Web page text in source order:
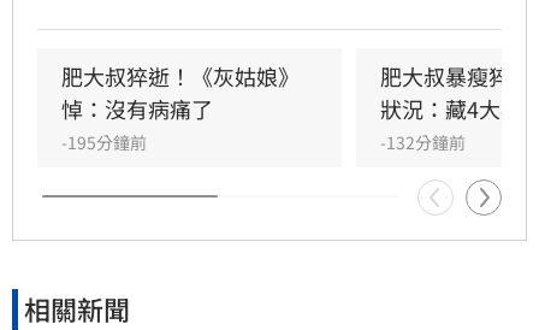
週六上午8點半將舉行公祭，邀請想念他的粉絲
親自到場送他最後一程。
肥大叔猝逝！《灰姑娘》
悼：沒有病痛了
-195分鐘前
肥大叔暴瘦猝
狀況：藏4大疾
-132分鐘前
相關新聞